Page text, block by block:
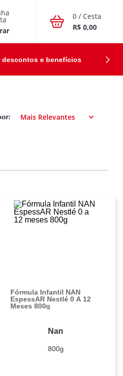
0 / Cesta
R$ 0,00
descontos e benefícios
Mais Relevantes
Fórmula Infantil NAN
EspessAR Nestlé 0 A 12
Meses 800g
Nan
800g